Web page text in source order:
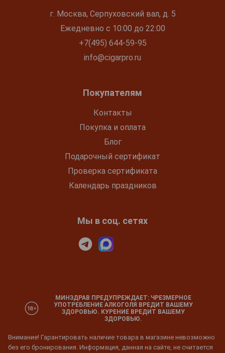
г. Москва, Серпуховский вал, д. 5
Ежедневно с 10:00 до 22:00
+7(495) 644-59-95
info@cigarpro.ru
Покупателям
Контакты
Покупка и оплата
Блог
Подарочный сертификат
Проверка сертификата
Календарь праздников
Мы в соц. сетях
МИНЗДРАВ ПРЕДУПРЕЖДАЕТ: ЧРЕЗМЕРНОЕ
УПОТРЕБЛЕНИЕ АЛКОГОЛЯ ВРЕДИТ ВАШЕМУ
ЗДОРОВЬЮ. КУРЕНИЕ ВРЕДИТ ВАШЕМУ
ЗДОРОВЬЮ.
Внимание! Гарантировать наличие товара в магазине невозможно
без его бронирования. Информация, данная на сайте, не считается